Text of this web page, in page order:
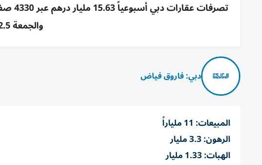
والجمعة 2.5 مليار
دبي: فاروق فياض
المبيعات: 11 ملياراً
الرهون: 3.3 مليار
الهبات: 1.33 مليار